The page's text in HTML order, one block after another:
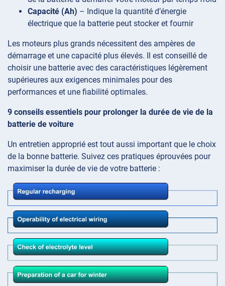
Capacité (Ah) – Indique la quantité d’énergie
électrique que la batterie peut stocker et fournir
Les moteurs plus grands nécessitent des ampères de
démarrage et une capacité plus élevés. Il est conseillé de
choisir une batterie avec des caractéristiques légèrement
supérieures aux exigences minimales pour des
performances et une fiabilité optimales.
9 conseils essentiels pour prolonger la durée de vie de la
batterie de voiture
Un entretien approprié est tout aussi important que le choix
de la bonne batterie. Suivez ces pratiques éprouvées pour
maximiser la durée de vie de votre batterie :